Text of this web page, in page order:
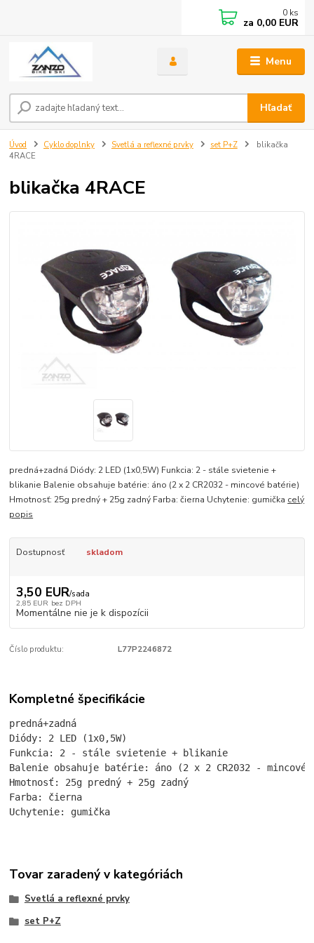
Menu
Hľadať
0 ks
za 0,00 EUR
Úvod Cyklo doplnky Svetlá a reflexné prvky set P+Z
blikačka
4RACE
blikačka 4RACE
predná+zadná Diódy: 2 LED (1x0,5W) Funkcia: 2 - stále svietenie +
blikanie Balenie obsahuje batérie: áno (2 x 2 CR2032 - mincové batérie)
Hmotnosť: 25g predný + 25g zadný Farba: čierna Uchytenie: gumička celý
popis
Dostupnosť skladom
3,50 EUR/sada
2,85 EUR bez DPH
Momentálne nie je k dispozícii
Číslo produktu: L77P2246872
Kompletné špecifikácie
predná+zadná
Diódy: 2 LED (1x0,5W)
Funkcia: 2 - stále svietenie + blikanie
Balenie obsahuje batérie: áno (2 x 2 CR2032 -
Hmotnosť: 25g predný + 25g zadný
Farba: čierna
Uchytenie: gumička
Tovar zaradený v kategóriách
Svetlá a reflexné prvky
set P+Z